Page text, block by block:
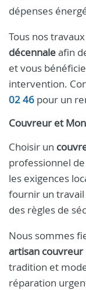
dépenses
Tous nos
décennaleafin
et vous
intervention.
02 46 pour un
Couvreur et
Choisir un
professionnel
les exigences
fournir un travail
des règles de
Nous sommes
artisan
tradition et
réparation